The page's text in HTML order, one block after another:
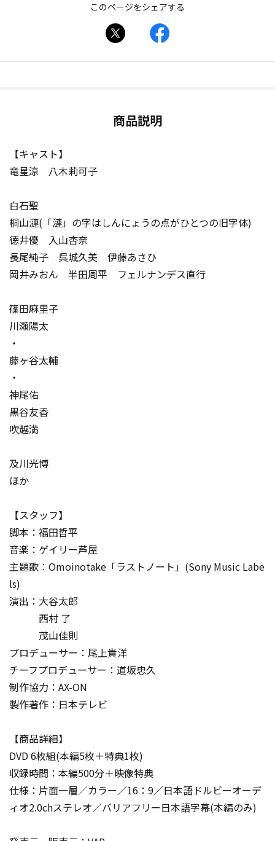
このページをシェアする
商品説明
【キャスト】
竜星涼 八木莉可子
白石聖
桐山漣(「漣」の字はしんにょうの点がひとつの旧字体)
徳井優 入山杏奈
長尾純子 呉城久美 伊藤あさひ
岡井みおん 半田周平 フェルナンデス直行
篠田麻里子
川瀬陽太
・
藤ヶ谷太輔
・
神尾佑
黒谷友香
吹越満
及川光博
ほか
【スタッフ】
脚本：福田哲平
音楽：ゲイリー芦屋
主題歌：Omoinotake「ラストノート」(Sony Music Labe
ls)
演出：大谷太郎
西村 了
茂山佳則
プロデューサー：尾上貴洋
チーフプロデューサー：道坂忠久
制作協力：AX-ON
製作著作：日本テレビ
【商品詳細】
DVD 6枚組(本編5枚＋特典1枚)
収録時間：本編500分＋映像特典
仕様：片面一層／カラー／16：9／日本語ドルビーオーデ
ィオ2.0chステレオ／バリアフリー日本語字幕(本編のみ)